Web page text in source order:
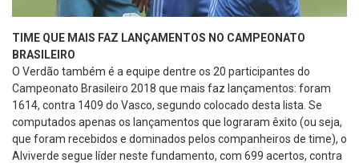
TIME QUE MAIS FAZ LANÇAMENTOS NO CAMPEONATO
BRASILEIRO
O Verdão também é a equipe dentre os 20 participantes do
Campeonato Brasileiro 2018 que mais faz lançamentos: foram
1614, contra 1409 do Vasco, segundo colocado desta lista. Se
computados apenas os lançamentos que lograram êxito (ou seja,
que foram recebidos e dominados pelos companheiros de time), o
Alviverde segue líder neste fundamento, com 699 acertos, contra